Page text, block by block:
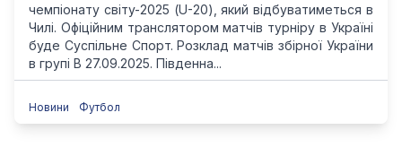
чемпіонату світу-2025 (U-20), який відбуватиметься в
Чилі. Офіційним транслятором матчів турніру в Україні
буде Суспільне Спорт. Розклад матчів збірної України
в групі B 27.09.2025. Південна...
Новини Футбол